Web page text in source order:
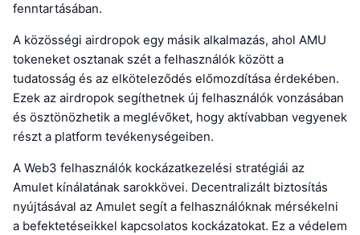
fenntartásában.
A közösségi airdropok egy másik alkalmazás, ahol AMU
tokeneket osztanak szét a felhasználók között a
tudatosság és az elköteleződés előmozdítása érdekében.
Ezek az airdropok segíthetnek új felhasználók vonzásában
és ösztönözhetik a meglévőket, hogy aktívabban vegyenek
részt a platform tevékenységeiben.
A Web3 felhasználók kockázatkezelési stratégiái az
Amulet kínálatának sarokkövei. Decentralizált biztosítás
nyújtásával az Amulet segít a felhasználóknak mérsékelni
a befektetéseikkel kapcsolatos kockázatokat. Ez a védelem